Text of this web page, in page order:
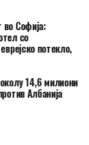
во Софија:
со
потекло,
14,6 милиони
Албанија